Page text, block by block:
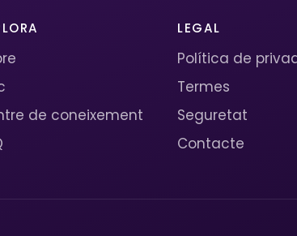
de coneixement
LEGAL
Política de
Termes
Seguretat
Contacte